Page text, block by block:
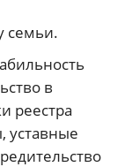
семьи.
в
реестра
уставные